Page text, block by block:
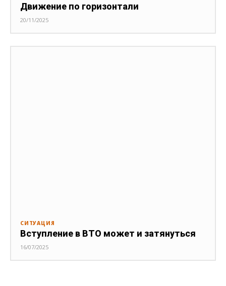
Движение по горизонтали
20/11/2025
СИТУАЦИЯ
Вступление в ВТО может и затянуться
16/07/2025